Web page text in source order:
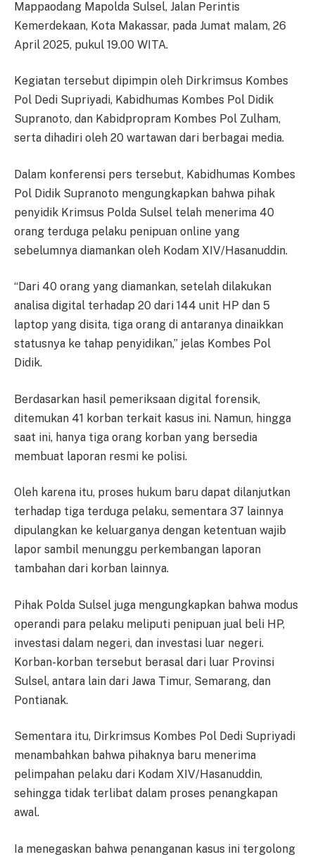
Mappaodang Mapolda Sulsel, Jalan Perintis
Kemerdekaan, Kota Makassar, pada Jumat malam, 26
April 2025, pukul 19.00 WITA.
Kegiatan tersebut dipimpin oleh Dirkrimsus Kombes
Pol Dedi Supriyadi, Kabidhumas Kombes Pol Didik
Supranoto, dan Kabidpropram Kombes Pol Zulham,
serta dihadiri oleh 20 wartawan dari berbagai media.
Dalam konferensi pers tersebut, Kabidhumas Kombes
Pol Didik Supranoto mengungkapkan bahwa pihak
penyidik Krimsus Polda Sulsel telah menerima 40
orang terduga pelaku penipuan online yang
sebelumnya diamankan oleh Kodam XIV/Hasanuddin.
“Dari 40 orang yang diamankan, setelah dilakukan
analisa digital terhadap 20 dari 144 unit HP dan 5
laptop yang disita, tiga orang di antaranya dinaikkan
statusnya ke tahap penyidikan,” jelas Kombes Pol
Didik.
Berdasarkan hasil pemeriksaan digital forensik,
ditemukan 41 korban terkait kasus ini. Namun, hingga
saat ini, hanya tiga orang korban yang bersedia
membuat laporan resmi ke polisi.
Oleh karena itu, proses hukum baru dapat dilanjutkan
terhadap tiga terduga pelaku, sementara 37 lainnya
dipulangkan ke keluarganya dengan ketentuan wajib
lapor sambil menunggu perkembangan laporan
tambahan dari korban lainnya.
Pihak Polda Sulsel juga mengungkapkan bahwa modus
operandi para pelaku meliputi penipuan jual beli HP,
investasi dalam negeri, dan investasi luar negeri.
Korban-korban tersebut berasal dari luar Provinsi
Sulsel, antara lain dari Jawa Timur, Semarang, dan
Pontianak.
Sementara itu, Dirkrimsus Kombes Pol Dedi Supriyadi
menambahkan bahwa pihaknya baru menerima
pelimpahan pelaku dari Kodam XIV/Hasanuddin,
sehingga tidak terlibat dalam proses penangkapan
awal.
Ia menegaskan bahwa penanganan kasus ini tergolong